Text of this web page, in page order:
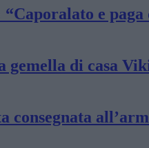
e paga
di casa
consegnata